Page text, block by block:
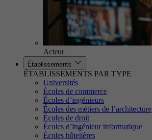
Acteur
Établissements
ÉTABLISSEMENTS PAR TYPE
Universités
Écoles de commerce
Écoles d’ingénieurs
Écoles des métiers de l’architecture
Écoles de droit
Écoles d’ingénieur informatique
Écoles hôtelières